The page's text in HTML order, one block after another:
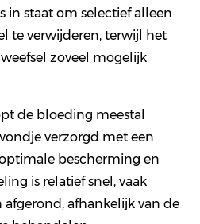
in staat om selectief alleen
te verwijderen, terwijl het
zoveel mogelijk
de bloeding meestal
verzorgd met een
bescherming en
is relatief snel, vaak
afhankelijk van de